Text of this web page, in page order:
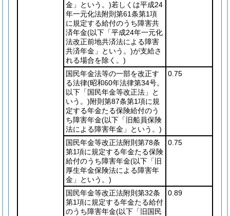
金」という。)若しくは平成24
年一元化法附則第61条第1項
に規定する給付のうち障害共
済年金(以下「平成24年一元化
法改正前地共済法による障害
共済年金」という。)が支給さ
れる場合を除く。)
国民年金法等の一部を改正す
る法律(昭和60年法律第34号。
以下「国民年金等改正法」と
いう。)附則第87条第1項に規
定する年金たる保険給付のう
ち障害年金(以下「旧船員保険
法による障害年金」という。)
0.75
国民年金等改正法附則第78条
第1項に規定する年金たる保険
給付のうち障害年金(以下「旧
厚生年金保険法による障害年
金」という。)
0.75
国民年金等改正法附則第32条
第1項に規定する年金たる給付
のうち障害年金(以下「旧国民
0.89